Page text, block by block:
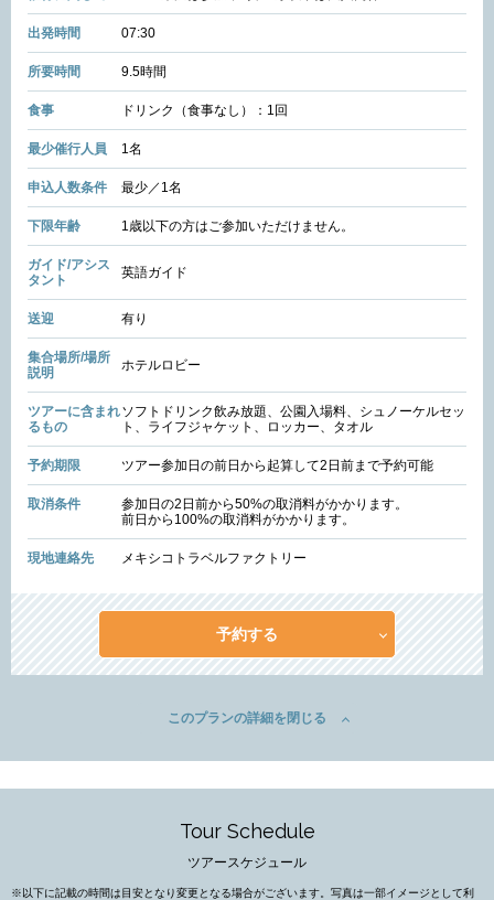
出発時間 07:30
所要時間 9.5時間
食事 ドリンク（食事なし）：1回
最少催行人員 1名
申込人数条件 最少／1名
下限年齢 1歳以下の方はご参加いただけません。
ガイド/アシス
タント
英語ガイド
送迎 有り
集合場所/場所
説明
ホテルロビー
ツアーに含まれ
るもの
ソフトドリンク飲み放題、公園入場料、シュノーケルセッ
ト、ライフジャケット、ロッカー、タオル
予約期限 ツアー参加日の前日から起算して2日前まで予約可能
取消条件
参加日の2日前から50%の取消料がかかります。
前日から100%の取消料がかかります。
現地連絡先 メキシコトラベルファクトリー
予約する
このプランの詳細を閉じる
Tour Schedule
ツアースケジュール
※以下に記載の時間は目安となり変更となる場合がございます。写真は一部イメージとして利